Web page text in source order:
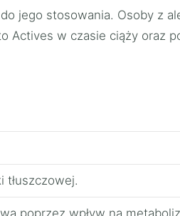
jego stosowania. Osoby z
Actives w czasie ciąży oraz
tłuszczowej.
poprzez wpływ na